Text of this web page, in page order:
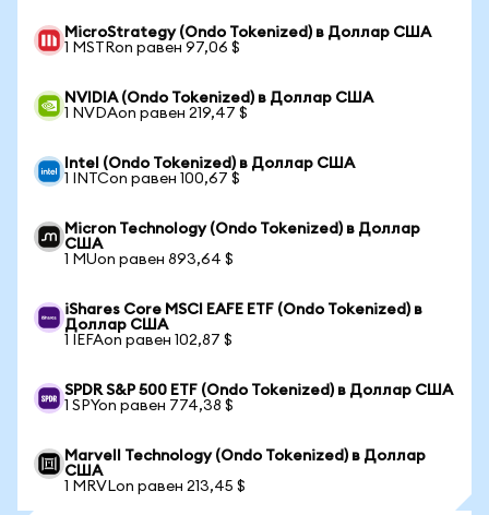
MicroStrategy (Ondo Tokenized) в Доллар США
1 MSTRon равен 97,06 $
NVIDIA (Ondo Tokenized) в Доллар США
1 NVDAon равен 219,47 $
Intel (Ondo Tokenized) в Доллар США
1 INTCon равен 100,67 $
Micron Technology (Ondo Tokenized) в Доллар
США
1 MUon равен 893,64 $
iShares Core MSCI EAFE ETF (Ondo Tokenized) в
Доллар США
1 IEFAon равен 102,87 $
SPDR S&P 500 ETF (Ondo Tokenized) в Доллар США
1 SPYon равен 774,38 $
Marvell Technology (Ondo Tokenized) в Доллар
США
1 MRVLon равен 213,45 $